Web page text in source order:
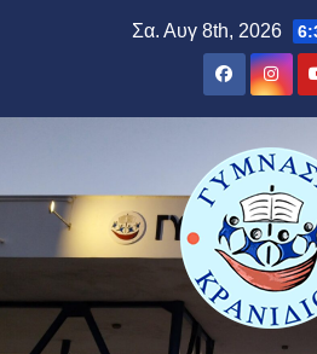
Σα. Αυγ 8th, 2026